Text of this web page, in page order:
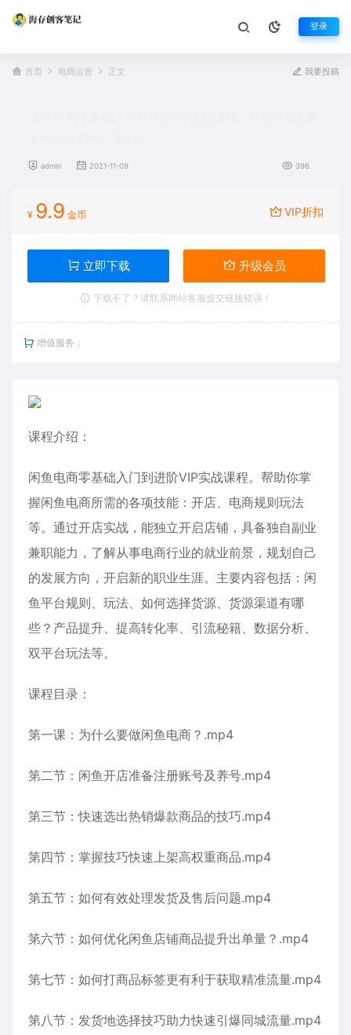
登录
首页 电商运营 正文 我要投稿
admin 2021-11-09 396
¥ 9.9 金币 VIP折扣
立即下载 升级会员
下载不了？请联系网站客服提交链接错误！
增值服务：
课程介绍：
闲鱼电商零基础入门到进阶VIP实战课程。帮助你掌
握闲鱼电商所需的各项技能：开店、电商规则玩法
等。通过开店实战，能独立开启店铺，具备独自副业
兼职能力，了解从事电商行业的就业前景，规划自己
的发展方向，开启新的职业生涯。主要内容包括：闲
鱼平台规则、玩法、如何选择货源、货源渠道有哪
些？产品提升、提高转化率、引流秘籍、数据分析、
双平台玩法等。
课程目录：
第一课：为什么要做闲鱼电商？.mp4
第二节：闲鱼开店准备注册账号及养号.mp4
第三节：快速选出热销爆款商品的技巧.mp4
第四节：掌握技巧快速上架高权重商品.mp4
第五节：如何有效处理发货及售后问题.mp4
第六节：如何优化闲鱼店铺商品提升出单量？.mp4
第七节：如何打商品标签更有利于获取精准流量.mp4
第八节：发货地选择技巧助力快速引爆同城流量.mp4